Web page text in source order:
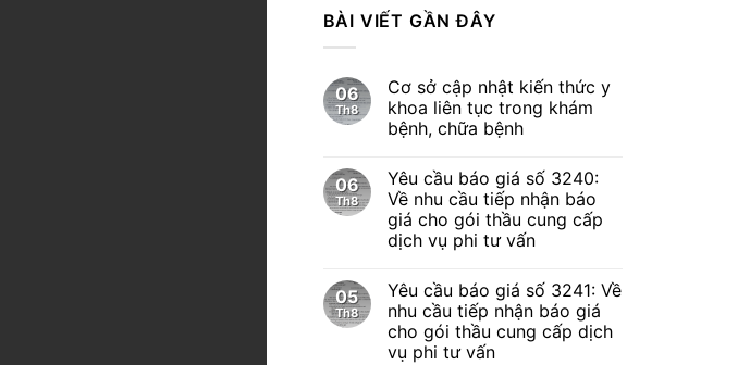
BÀI VIẾT GẦN ĐÂY
06
Th8
Cơ sở cập nhật kiến thức y
khoa liên tục trong khám
bệnh, chữa bệnh
06
Th8
Yêu cầu báo giá số 3240:
Về nhu cầu tiếp nhận báo
giá cho gói thầu cung cấp
dịch vụ phi tư vấn
05
Th8
Yêu cầu báo giá số 3241: Về
nhu cầu tiếp nhận báo giá
cho gói thầu cung cấp dịch
vụ phi tư vấn